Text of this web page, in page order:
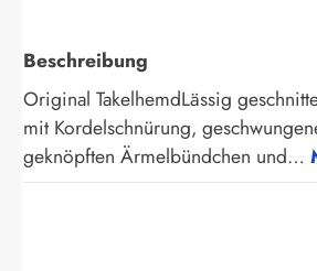
Beschreibung
Original TakelhemdLässig
mit Kordelschnürung,
geknöpften Ärmelbündchen und…